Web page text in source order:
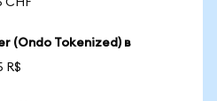
CHF
(Ondo Tokenized) в
R$